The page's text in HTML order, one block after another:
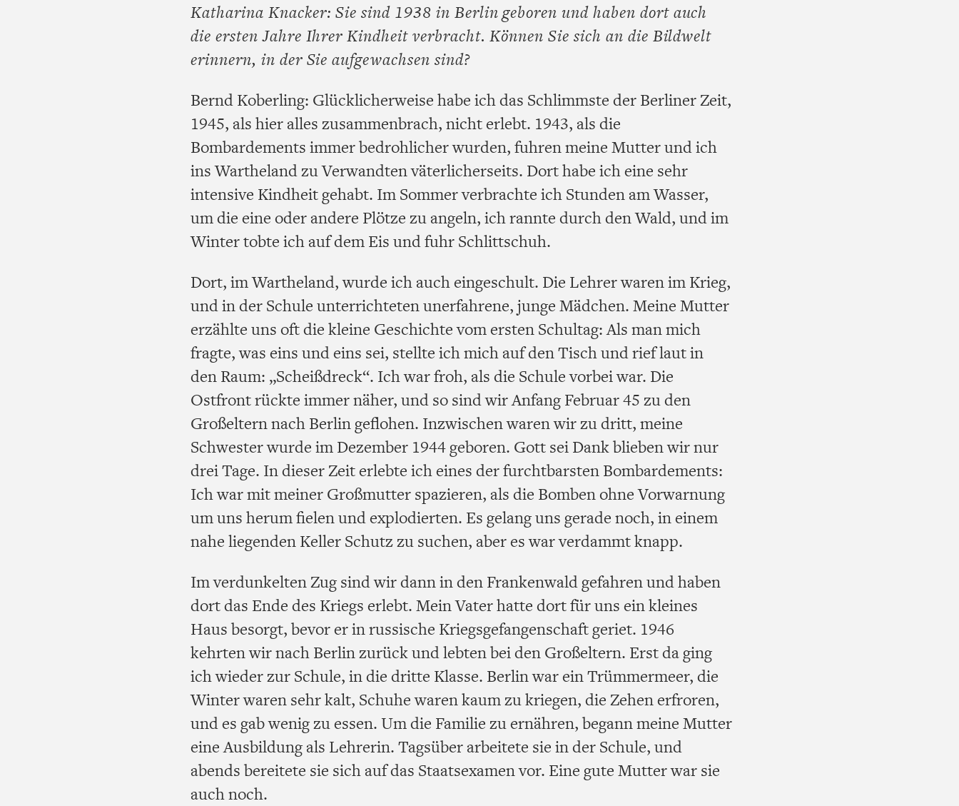
Katharina Knacker: Sie sind 1938 in Berlin geboren und haben dort auch
die ersten Jahre Ihrer Kindheit verbracht. Können Sie sich an die Bildwelt
erinnern, in der Sie aufgewachsen sind?
Bernd Koberling: Glücklicherweise habe ich das Schlimmste der Berliner Zeit,
1945, als hier alles zusammenbrach, nicht erlebt. 1943, als die
Bombardements immer bedrohlicher wurden, fuhren meine Mutter und ich
ins Wartheland zu Verwandten väterlicherseits. Dort habe ich eine sehr
intensive Kindheit gehabt. Im Sommer verbrachte ich Stunden am Wasser,
um die eine oder andere Plötze zu angeln, ich rannte durch den Wald, und im
Winter tobte ich auf dem Eis und fuhr Schlittschuh.
Dort, im Wartheland, wurde ich auch eingeschult. Die Lehrer waren im Krieg,
und in der Schule unterrichteten unerfahrene, junge Mädchen. Meine Mutter
erzählte uns oft die kleine Geschichte vom ersten Schultag: Als man mich
fragte, was eins und eins sei, stellte ich mich auf den Tisch und rief laut in
den Raum: „Scheißdreck“. Ich war froh, als die Schule vorbei war. Die
Ostfront rückte immer näher, und so sind wir Anfang Februar 45 zu den
Großeltern nach Berlin geflohen. Inzwischen waren wir zu dritt, meine
Schwester wurde im Dezember 1944 geboren. Gott sei Dank blieben wir nur
drei Tage. In dieser Zeit erlebte ich eines der furchtbarsten Bombardements:
Ich war mit meiner Großmutter spazieren, als die Bomben ohne Vorwarnung
um uns herum fielen und explodierten. Es gelang uns gerade noch, in einem
nahe liegenden Keller Schutz zu suchen, aber es war verdammt knapp.
Im verdunkelten Zug sind wir dann in den Frankenwald gefahren und haben
dort das Ende des Kriegs erlebt. Mein Vater hatte dort für uns ein kleines
Haus besorgt, bevor er in russische Kriegsgefangenschaft geriet. 1946
kehrten wir nach Berlin zurück und lebten bei den Großeltern. Erst da ging
ich wieder zur Schule, in die dritte Klasse. Berlin war ein Trümmermeer, die
Winter waren sehr kalt, Schuhe waren kaum zu kriegen, die Zehen erfroren,
und es gab wenig zu essen. Um die Familie zu ernähren, begann meine Mutter
eine Ausbildung als Lehrerin. Tagsüber arbeitete sie in der Schule, und
abends bereitete sie sich auf das Staatsexamen vor. Eine gute Mutter war sie
auch noch.